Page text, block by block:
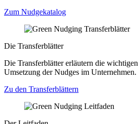
Zum Nudgekatalog
Die Transferblätter
Die Transferblätter erläutern die
Umsetzung der Nudges im Unternehmen.
Zu den Transferblättern